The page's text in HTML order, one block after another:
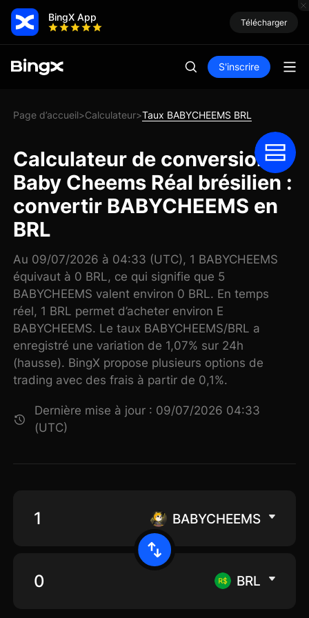
BingX App Télécharger
S'inscrire
Page d’accueil>Calculateur>Taux BABYCHEEMS BRL
Calculateur de conversion
Baby Cheems Réal brésilien :
convertir BABYCHEEMS en
BRL
Au 09/07/2026 à 04:33 (UTC), 1 BABYCHEEMS
équivaut à 0 BRL, ce qui signifie que 5
BABYCHEEMS valent environ 0 BRL. En temps
réel, 1 BRL permet d’acheter environ E
BABYCHEEMS. Le taux BABYCHEEMS/BRL a
enregistré une variation de 1,07% sur 24h
(hausse). BingX propose plusieurs options de
trading avec des frais à partir de 0,1%.
Dernière mise à jour : 09/07/2026 04:33
(UTC)
BABYCHEEMS
BRL